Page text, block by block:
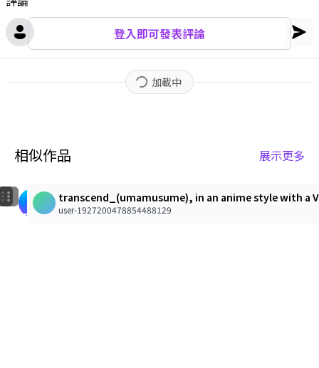
登入即可發表評論
加載中
相似作品 展示更多
Transcend
Kinoji
トランセンド(ウマ娘)
Mr.zero
transcend_(umamusume), in an anime style with a
user-1927200478854488129